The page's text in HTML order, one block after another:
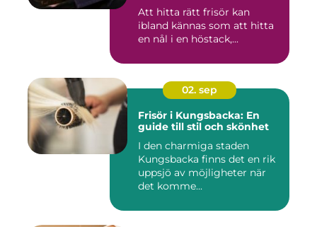
Att hitta rätt frisör kan
ibland kännas som att hitta
en nål i en höstack,...
02. sep
Frisör i Kungsbacka: En
guide till stil och skönhet
I den charmiga staden
Kungsbacka finns det en rik
uppsjö av möjligheter när
det komme...